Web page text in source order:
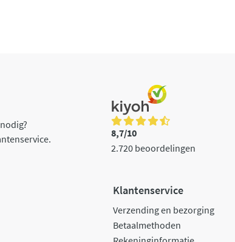
8,7/10
2.720 beoordelingen
Klantenservice
Verzending en bezorging
Betaalmethoden